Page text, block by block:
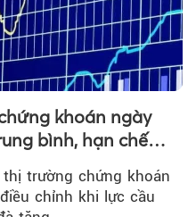
khoán ngày
bình, hạn chế
trường chứng khoán
chỉnh khi lực cầu